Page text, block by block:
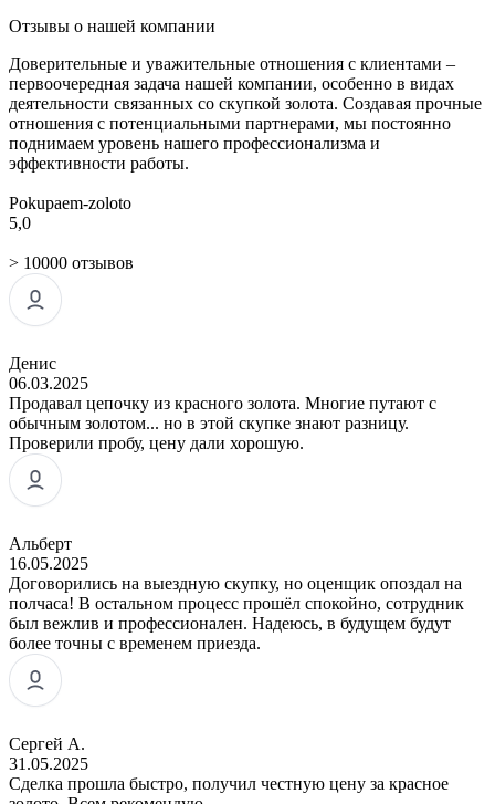
Отзывы о нашей компании
Доверительные и уважительные отношения с клиентами –
первоочередная задача нашей компании, особенно в видах
деятельности связанных со скупкой золота. Создавая прочные
отношения с потенциальными партнерами, мы постоянно
поднимаем уровень нашего профессионализма и
эффективности работы.
Pokupaem-zoloto
5,0
> 10000 отзывов
Денис
06.03.2025
Продавал цепочку из красного золота. Многие путают с
обычным золотом... но в этой скупке знают разницу.
Проверили пробу, цену дали хорошую.
Альберт
16.05.2025
Договорились на выездную скупку, но оценщик опоздал на
полчаса! В остальном процесс прошёл спокойно, сотрудник
был вежлив и профессионален. Надеюсь, в будущем будут
более точны с временем приезда.
Сергей А.
31.05.2025
Сделка прошла быстро, получил честную цену за красное